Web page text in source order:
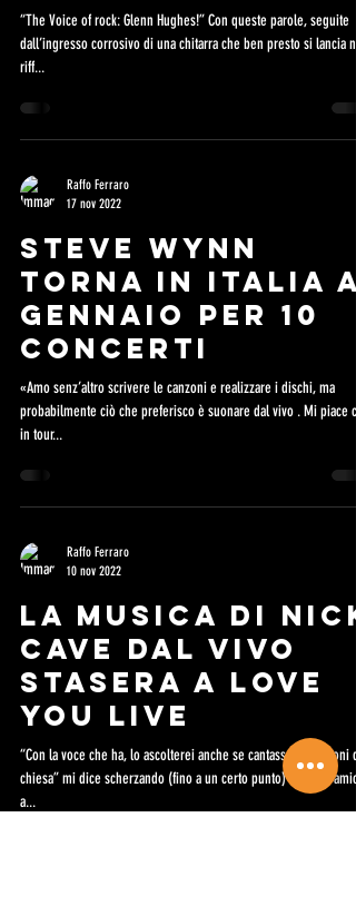
“The Voice of rock: Glenn Hughes!” Con queste parole, seguite
dall’ingresso corrosivo di una chitarra che ben presto si lancia nel
riff...
Raffo Ferraro
17 nov 2022
STEVE WYNN
TORNA IN ITALIA A
GENNAIO PER 10
CONCERTI
«Amo senz’altro scrivere le canzoni e realizzare i dischi, ma
probabilmente ciò che preferisco è suonare dal vivo . Mi piace
in tour...
Raffo Ferraro
10 nov 2022
LA MUSICA DI NICK
CAVE DAL VIVO
STASERA A LOVE
YOU LIVE
“Con la voce che ha, lo ascolterei anche se cantasse le canzoni da
chiesa” mi dice scherzando (fino a un certo punto) qualche amico
a...